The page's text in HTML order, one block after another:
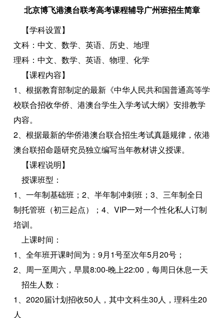
北京博飞港澳台联考高考课程辅导广州班招生简章
【学科设置】
文科：中文、数学、英语、历史、地理
理科：中文、数学、英语、物理、化学
【课程内容】
1、根据教育部制定的最新《中华人民共和国普通高等学
校联合招收华侨、港澳台学生入学考试大纲》安排教学
内容。
2、根据最新的华侨港澳台联合招生考试真题规律，依港
澳台联招命题研究员独立编写当年教材讲义授课。
【课程说明】
授课班型：
1、一年制基础班；2、半年制冲刺班；3、三年制全日
制托管班（初三起点）；4、VIP一对一个性化私人订制
培训。
上课时间：
1、全年班开课时间为：9月1号至次年5月20号；
2、周一至周六，早晨8:00-晚上22:00，每周日休息一天
招生人数：
1、2020届计划招收50人，其中文科生30人，理科生20
人